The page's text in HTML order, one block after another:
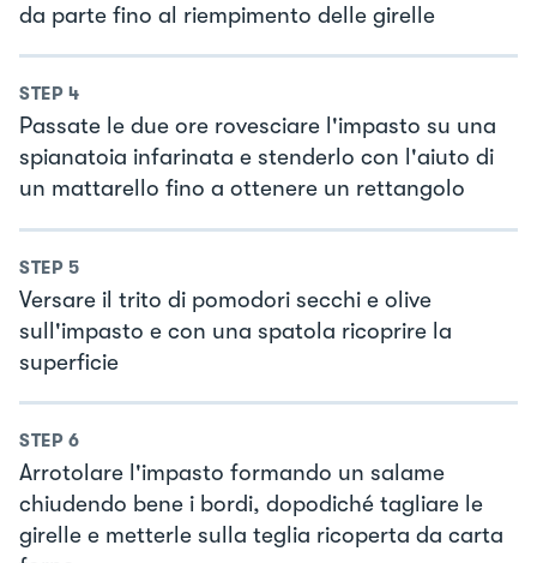
da parte fino al riempimento delle girelle
STEP 4
Passate le due ore rovesciare l'impasto su una
spianatoia infarinata e stenderlo con l'aiuto di
un mattarello fino a ottenere un rettangolo
STEP 5
Versare il trito di pomodori secchi e olive
sull'impasto e con una spatola ricoprire la
superficie
STEP 6
Arrotolare l'impasto formando un salame
chiudendo bene i bordi, dopodiché tagliare le
girelle e metterle sulla teglia ricoperta da carta